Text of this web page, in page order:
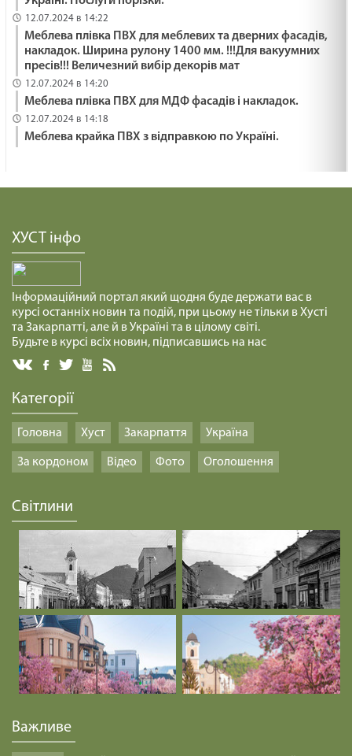
12.07.2024 в 14:22
Меблева плівка ПВХ для меблевих та дверних фасадів,
накладок. Ширина рулону 1400 мм. !!!Для вакуумних
пресів!!! Величезний вибір декорів мат
12.07.2024 в 14:20
Меблева плівка ПВХ для МДФ фасадів і накладок.
12.07.2024 в 14:18
Меблева крайка ПВХ з відправкою по Україні.
ХУСТ інфо
Інформаційний портал який щодня буде держати вас в
курсі останніх новин та подій, при цьому не тільки в Хусті
та Закарпатті, але й в Україні та в цілому світі.
Будьте в курсі всіх новин, підписавшись на нас
Категорії
Головна Хуст Закарпаття Україна
За кордоном Відео Фото Оголошення
Світлини
Важливе